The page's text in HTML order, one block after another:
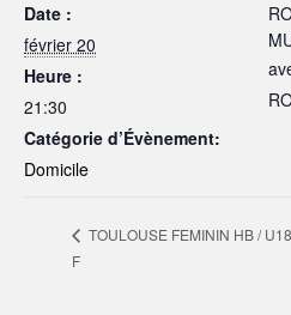
Date :
février 20
Heure :
21:30
Catégorie d’Évènement:
Domicile
TOULOUSE FEMININ HB / U18
F